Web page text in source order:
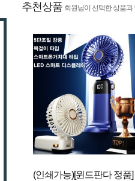
추천상품 회원님이 선택한 상품
(인쇄가능)[윈드판다 정품]